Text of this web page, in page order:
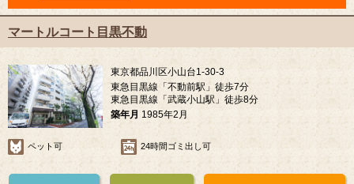
マートルコート目黒不動
東京都品川区小山台1-30-3
東急目黒線「不動前駅」徒歩7分
東急目黒線「武蔵小山駅」徒歩8分
築年月 1985年2月
ペット可 24時間ゴミ出し可